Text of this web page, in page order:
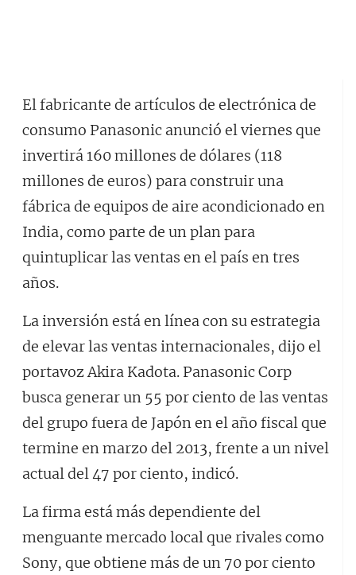
El fabricante de artículos de electrónica de
consumo Panasonic anunció el viernes que
invertirá 160 millones de dólares (118
millones de euros) para construir una
fábrica de equipos de aire acondicionado en
India, como parte de un plan para
quintuplicar las ventas en el país en tres
años.
La inversión está en línea con su estrategia
de elevar las ventas internacionales, dijo el
portavoz Akira Kadota. Panasonic Corp
busca generar un 55 por ciento de las ventas
del grupo fuera de Japón en el año fiscal que
termine en marzo del 2013, frente a un nivel
actual del 47 por ciento, indicó.
La firma está más dependiente del
menguante mercado local que rivales como
Sony, que obtiene más de un 70 por ciento